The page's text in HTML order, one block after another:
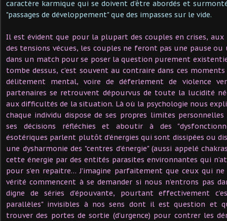
caractère karmique qui se doivent d’être abordés et
"passages de développement" que des impasses sur le vide.
Il est évident que pour la plupart des couples en crises,
des tensions vécues, les couples ne feront pas une pause
dans un match pour se poser la question purement
tombe dessus, c’est souvent au contraire dans ces
délitement mental, voire de déferlement de violence
partenaires se retrouvent dépourvus de toute la lucidité
aux difficultés de la situation. Là où la psychologie nous
chaque individu dispose de ses propres limites
ses décisions réfléchies et aboutir à des
ésotériques parlent plutôt d’énergies qui sont dissipées ou
une dysharmonie des "centres d’énergie" (aussi appelé
cette énergie par des entités parasites environnantes qui
pour s’en repaitre… J’imagine parfaitement que ceux qui
vérité commencent à se demander si nous n’entrons pas
digne de séries d’épouvante, pourtant effectivement
parallèles" invisibles à nos sens dont il est question et
trouver des portes de sortie (d’urgence) pour contrer les